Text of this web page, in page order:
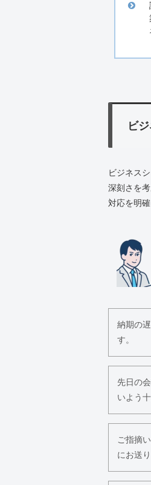
ビ
ビジネス
深刻さを
対応を明
納期の
す。
先日の
いよう
ご指摘
にお送